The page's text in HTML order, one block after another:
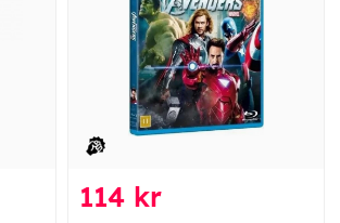
114 kr